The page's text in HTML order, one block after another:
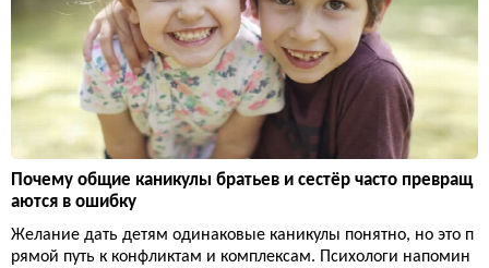
Почему общие каникулы братьев и сестёр часто превращ
аются в ошибку
Желание дать детям одинаковые каникулы понятно, но это п
рямой путь к конфликтам и комплексам. Психологи напомин